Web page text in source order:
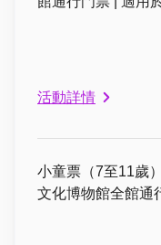
活動詳情
小童票（7至11歲
文化博物館全館通